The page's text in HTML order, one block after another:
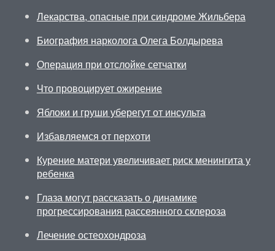
Лекарства, опасные при синдроме Жильбера
Биография нарколога Олега Болдырева
Операция при отслойке сетчатки
Что провоцирует ожирение
Яблоки и груши уберегут от инсульта
Избавляемся от перхоти
Курение матери увеличивает риск менингита у
ребенка
Глаза могут рассказать о динамике
прогрессирования рассеянного склероза
Лечение остеохондроза